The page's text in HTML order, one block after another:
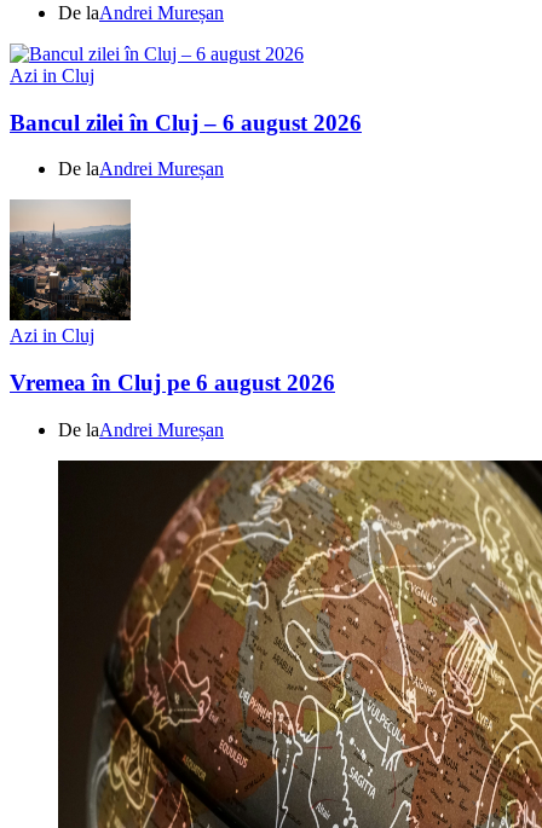
De laAndrei Mureșan
Azi in Cluj
Bancul zilei în Cluj – 6 august 2026
De laAndrei Mureșan
Azi in Cluj
Vremea în Cluj pe 6 august 2026
De laAndrei Mureșan